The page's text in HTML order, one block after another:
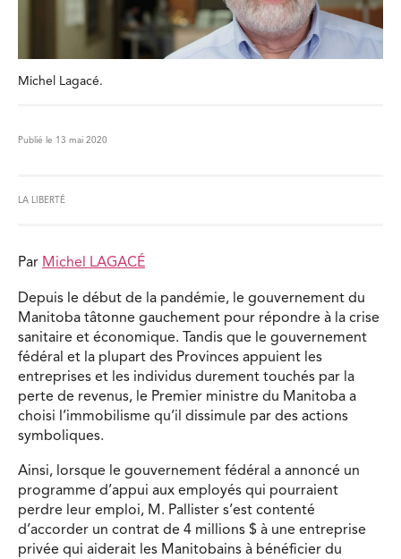
Michel Lagacé.
Publié le 13 mai 2020
LA LIBERTÉ
Par Michel LAGACÉ
Depuis le début de la pandémie, le gouvernement du
Manitoba tâtonne gauchement pour répondre à la crise
sanitaire et économique. Tandis que le gouvernement
fédéral et la plupart des Provinces appuient les
entreprises et les individus durement touchés par la
perte de revenus, le Premier ministre du Manitoba a
choisi l’immobilisme qu’il dissimule par des actions
symboliques.
Ainsi, lorsque le gouvernement fédéral a annoncé un
programme d’appui aux employés qui pourraient
perdre leur emploi, M. Pallister s’est contenté
d’accorder un contrat de 4 millions $ à une entreprise
privée qui aiderait les Manitobains à bénéficier du